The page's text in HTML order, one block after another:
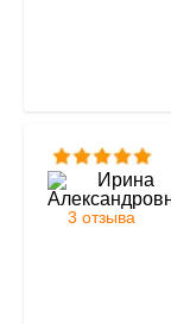
3 отзыва